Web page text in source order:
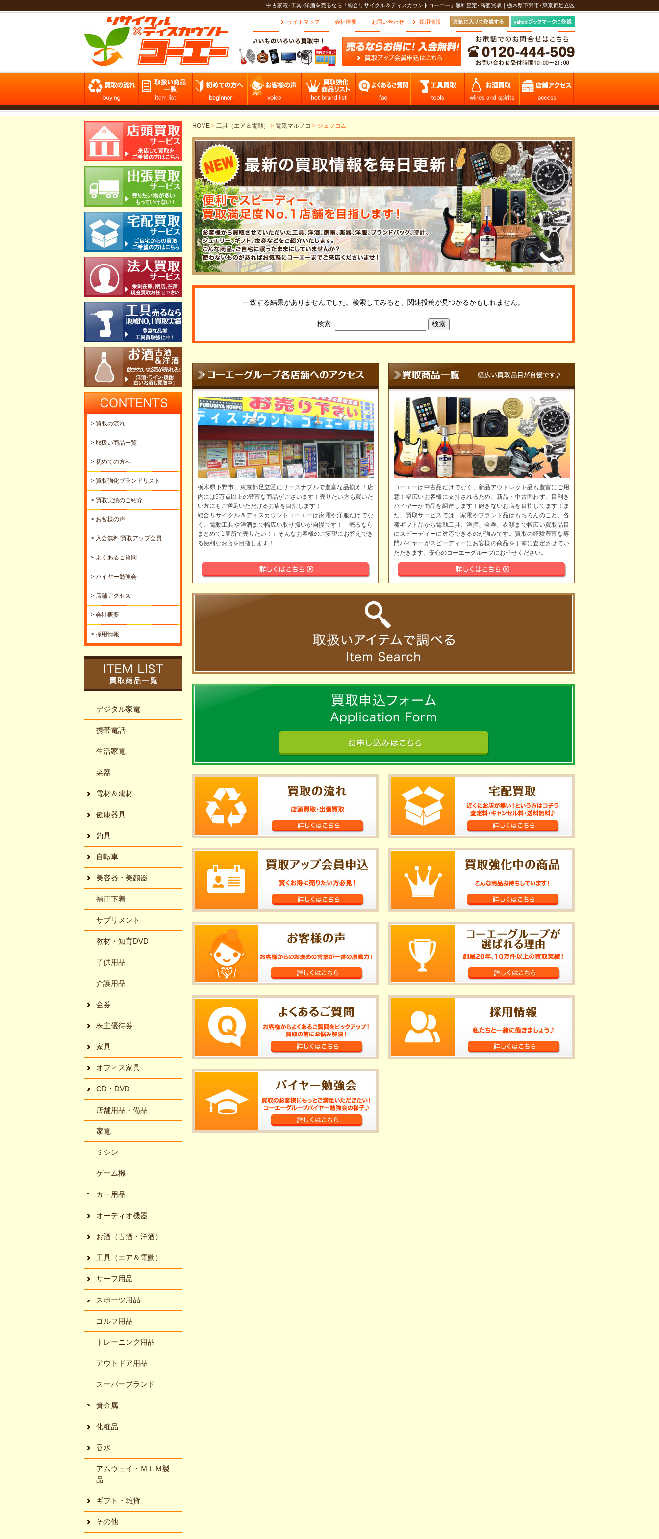
中古家電･工具･洋酒を売るなら「総合リサイクル＆ディスカウントコーエー」無料査定･高価買取｜栃木県下野市･東京都足立区
サイトマップ 会社概要 お問い合わせ 採用情報
HOME > 工具（エア＆電動） > 電気マルノコ > ジェフコム
一致する結果がありませんでした。検索してみると、関連投稿が見つかるかもしれません。
検索:
栃木県下野市、東京都足立区にリーズナブルで豊富な品揃え！店
内には5万点以上の豊富な商品がございます！売りたい方も買いた
い方にもご満足いただけるお店を目指します！
総合リサイクル＆ディスカウントコーエーは家電や洋服だけでな
く、電動工具や洋酒まで幅広い取り扱いが自慢です！「売るなら
まとめて1箇所で売りたい！」そんなお客様のご要望にお答えでき
る便利なお店を目指します！
コーエーは中古品だけでなく、新品アウトレット品も豊富にご用
意！幅広いお客様に支持されるため、新品・中古問わず、目利き
バイヤーが商品を調達します！飽きないお店を目指してます！ま
た、買取サービスでは、家電やブランド品はもちろんのこと、各
種ギフト品から電動工具、洋酒、金券、衣類まで幅広い買取品目
にスピーディーに対応できるのが強みです。買取の経験豊富な専
門バイヤーがスピーディーにお客様の商品を丁寧に査定させてい
ただきます。安心のコーエーグループにお任せください。
> 買取の流れ
> 取扱い商品一覧
> 初めての方へ
> 買取強化ブランドリスト
> 買取実績のご紹介
> お客様の声
> 入会無料!買取アップ会員
> よくあるご質問
> バイヤー勉強会
> 店舗アクセス
> 会社概要
> 採用情報
デジタル家電
携帯電話
生活家電
楽器
電材＆建材
健康器具
釣具
自転車
美容器・美顔器
補正下着
サプリメント
教材・知育DVD
子供用品
介護用品
金券
株主優待券
家具
オフィス家具
CD・DVD
店舗用品・備品
家電
ミシン
ゲーム機
カー用品
オーディオ機器
お酒（古酒・洋酒）
工具（エア＆電動）
サーフ用品
スポーツ用品
ゴルフ用品
トレーニング用品
アウトドア用品
スーパーブランド
貴金属
化粧品
香水
アムウェイ・ＭＬＭ製
品
ギフト・雑貨
その他